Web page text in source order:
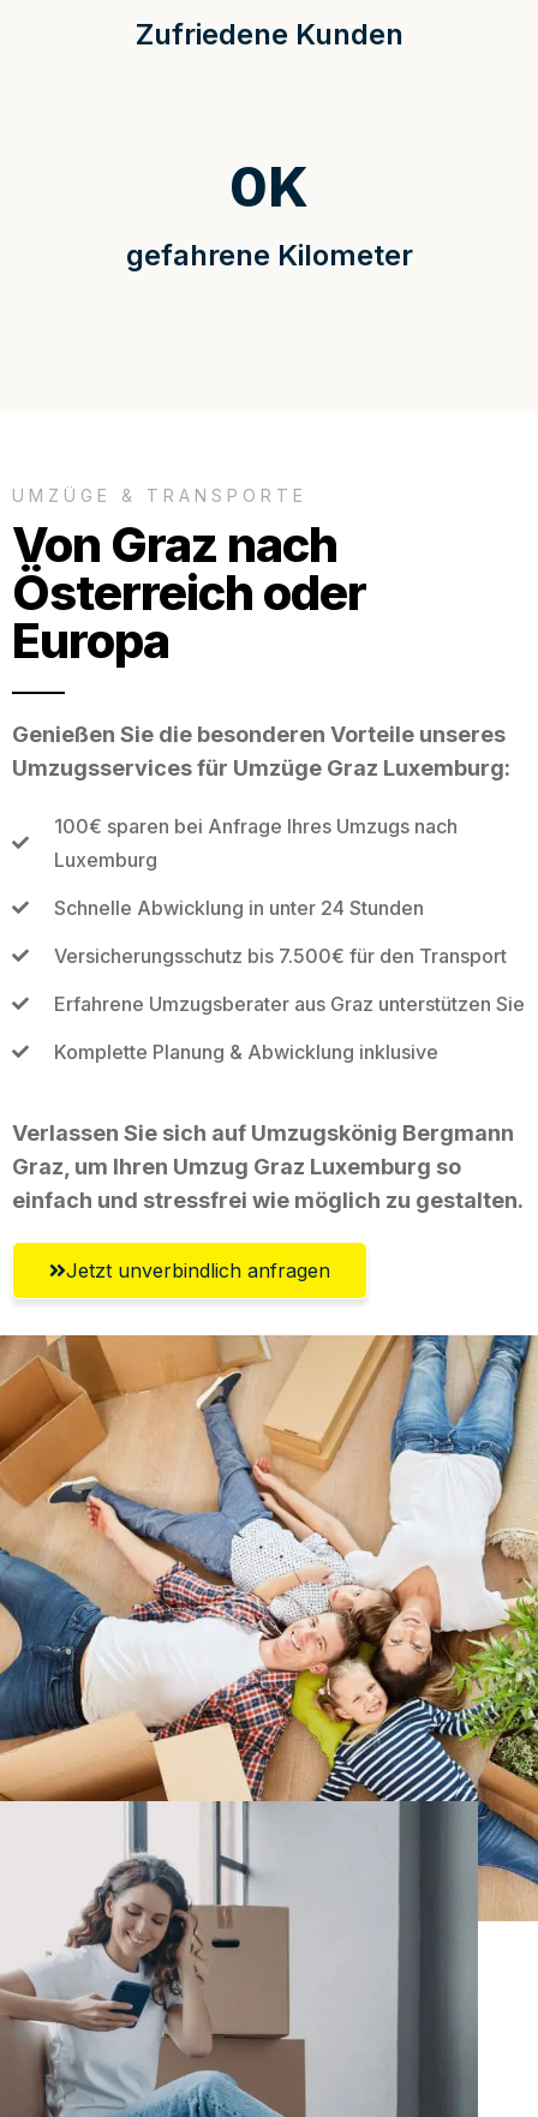
Zufriedene Kunden
gefahrene Kilometer
0K
UMZÜGE & TRANSPORTE
Von Graz nach
Österreich oder
Europa
Genießen Sie die besonderen Vorteile unseres
Umzugsservices für Umzüge Graz Luxemburg:
100€ sparen bei Anfrage Ihres Umzugs nach
Luxemburg
Schnelle Abwicklung in unter 24 Stunden
Versicherungsschutz bis 7.500€ für den Transport
Erfahrene Umzugsberater aus Graz unterstützen Sie
Komplette Planung & Abwicklung inklusive
Verlassen Sie sich auf Umzugskönig Bergmann
Graz, um Ihren Umzug Graz Luxemburg so
einfach und stressfrei wie möglich zu gestalten.
Jetzt unverbindlich anfragen